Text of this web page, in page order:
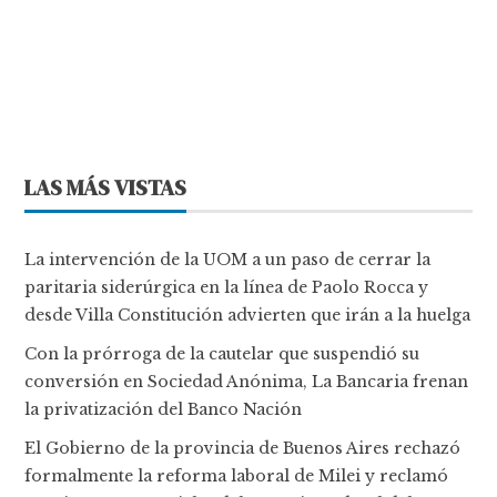
LAS MÁS VISTAS
La intervención de la UOM a un paso de cerrar la
paritaria siderúrgica en la línea de Paolo Rocca y
desde Villa Constitución advierten que irán a la huelga
Con la prórroga de la cautelar que suspendió su
conversión en Sociedad Anónima, La Bancaria frenan
la privatización del Banco Nación
El Gobierno de la provincia de Buenos Aires rechazó
formalmente la reforma laboral de Milei y reclamó